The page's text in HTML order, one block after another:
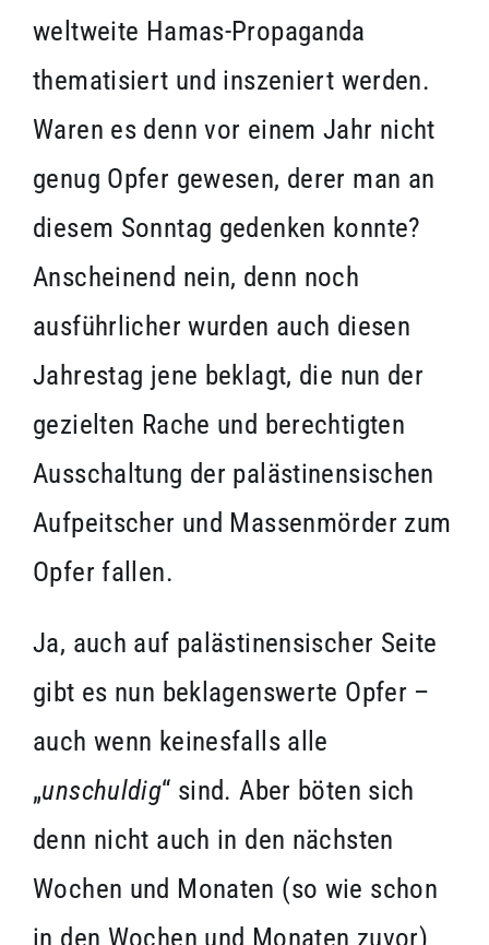
weltweite Hamas-Propaganda
thematisiert und inszeniert werden.
Waren es denn vor einem Jahr nicht
genug Opfer gewesen, derer man an
diesem Sonntag gedenken konnte?
Anscheinend nein, denn noch
ausführlicher wurden auch diesen
Jahrestag jene beklagt, die nun der
gezielten Rache und berechtigten
Ausschaltung der palästinensischen
Aufpeitscher und Massenmörder zum
Opfer fallen.
Ja, auch auf palästinensischer Seite
gibt es nun beklagenswerte Opfer –
auch wenn keinesfalls alle
„unschuldig“ sind. Aber böten sich
denn nicht auch in den nächsten
Wochen und Monaten (so wie schon
in den Wochen und Monaten zuvor)